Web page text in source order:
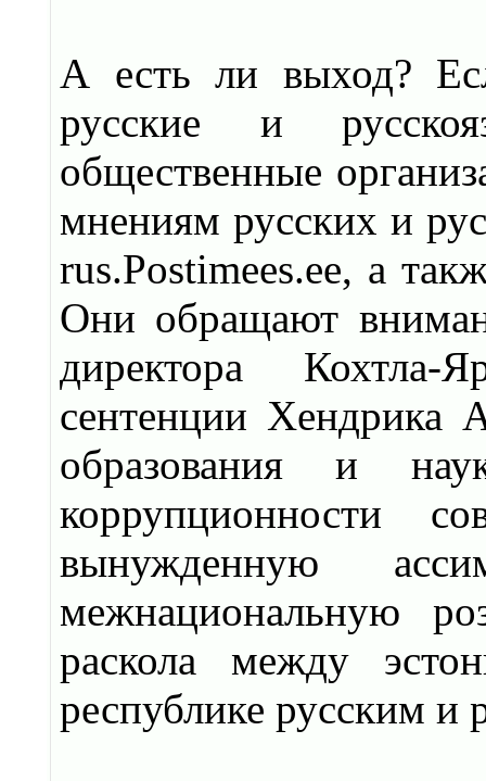
А есть ли выход?
русские и
общественные
мнениям русских и
rus.Postimees.ee, а
Они обращают
директора Кохтла-
сентенции Хендрика
образования и
коррупционности
вынужденную
межнациональную
раскола между
республике русским и